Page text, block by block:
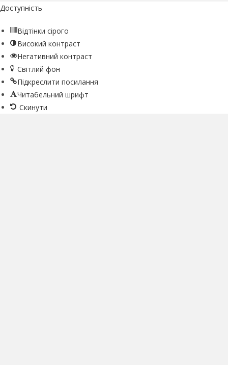
Доступність
Відтінки сірого
Високий контраст
Негативний контраст
Світлий фон
Підкреслити посилання
Читабельний шрифт
Скинути